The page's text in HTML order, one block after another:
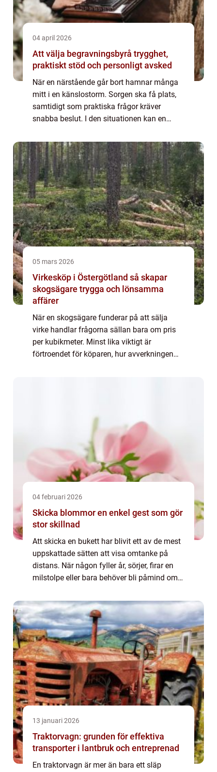
04 april 2026
Att välja begravningsbyrå trygghet,
praktiskt stöd och personligt avsked
När en närstående går bort hamnar många
mitt i en känslostorm. Sorgen ska få plats,
samtidigt som praktiska frågor kräver
snabba beslut. I den situationen kan en
att ta hand om det praktiska, guida genom
al...
05 mars 2026
Virkesköp i Östergötland så skapar
skogsägare trygga och lönsamma
affärer
När en skogsägare funderar på att sälja
virke handlar frågorna sällan bara om pris
per kubikmeter. Minst lika viktigt är
förtroendet för köparen, hur avverkningen
04 februari 2026
Skicka blommor en enkel gest som gör
stor skillnad
Att skicka en bukett har blivit ett av de mest
uppskattade sätten att visa omtanke på
distans. När någon fyller år, sörjer, firar en
milstolpe eller bara behöver bli påmind om
än många ord. Tjänster för skicka...
13 januari 2026
Traktorvagn: grunden för effektiva
transporter i lantbruk och entreprenad
En traktorvagn är mer än bara ett släp